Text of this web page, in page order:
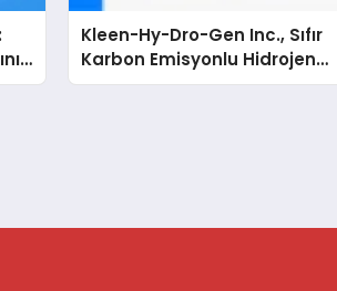
Kleen-Hy-Dro-Gen Inc., Sıfır
Karbon Emisyonlu Hidrojen
Isıtma Teknolojisinde ISO ve